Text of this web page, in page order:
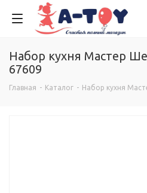
Набор кухня Мастер
67609
Главная - Каталог - Набор кухня